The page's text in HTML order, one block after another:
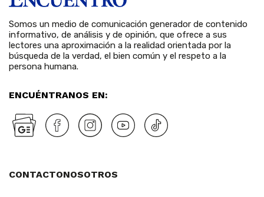
Somos un medio de comunicación generador de contenido
informativo, de análisis y de opinión, que ofrece a sus
lectores una aproximación a la realidad orientada por la
búsqueda de la verdad, el bien común y el respeto a la
persona humana.
ENCUÉNTRANOS EN:
CONTACTONOSOTROS